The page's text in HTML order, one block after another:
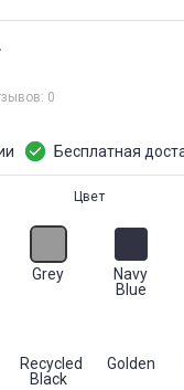
0
Бесплатная
Цвет
Grey
Navy
Blue
Recycled
Black
Golden